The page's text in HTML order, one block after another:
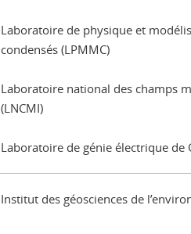
Laboratoire de physique et
condensés (LPMMC)
Laboratoire national des champs
(LNCMI)
Laboratoire de génie électrique de
Institut des géosciences de